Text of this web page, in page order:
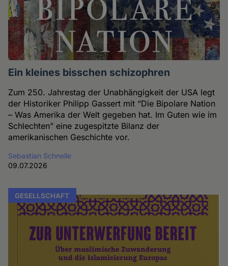
Ein kleines bisschen schizophren
Zum 250. Jahrestag der Unabhängigkeit der USA legt
der Historiker Philipp Gassert mit “Die Bipolare Nation
– Was Amerika der Welt gegeben hat. Im Guten wie im
Schlechten” eine zugespitzte Bilanz der
amerikanischen Geschichte vor.
Sebastian Schnelle
09.07.2026
GESELLSCHAFT